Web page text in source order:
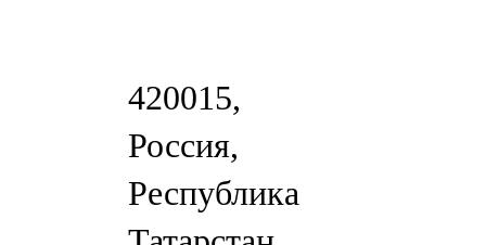
420015,
Россия,
Республика